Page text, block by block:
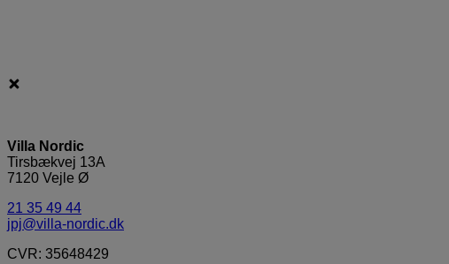
Villa Nordic
Tirsbækvej 13A
7120 Vejle Ø
21 35 49 44
jpj@villa-nordic.dk
CVR: 35648429